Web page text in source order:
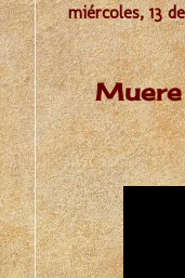
miércoles, 13